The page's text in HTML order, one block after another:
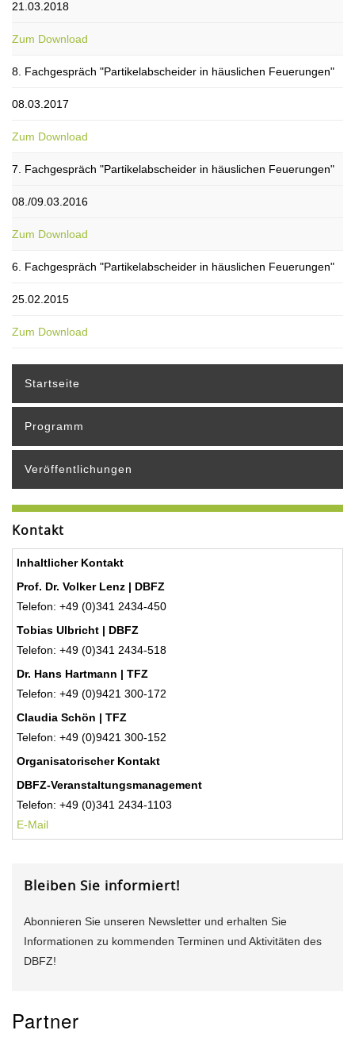
21.03.2018
Zum Download
8. Fachgespräch "Partikelabscheider in häuslichen Feuerungen"
08.03.2017
Zum Download
7. Fachgespräch "Partikelabscheider in häuslichen Feuerungen"
08./09.03.2016
Zum Download
6. Fachgespräch "Partikelabscheider in häuslichen Feuerungen"
25.02.2015
Zum Download
Startseite
Programm
Veröffentlichungen
Kontakt
Inhaltlicher Kontakt
Prof. Dr. Volker Lenz | DBFZ
Telefon: +49 (0)341 2434-450
Tobias Ulbricht | DBFZ
Telefon: +49 (0)341 2434-518
Dr. Hans Hartmann | TFZ
Telefon: +49 (0)9421 300-172
Claudia Schön | TFZ
Telefon: +49 (0)9421 300-152
Organisatorischer Kontakt
DBFZ-Veranstaltungsmanagement
Telefon: +49 (0)341 2434-1103
E-Mail
Bleiben Sie informiert!
Abonnieren Sie unseren Newsletter und erhalten Sie
Informationen zu kommenden Terminen und Aktivitäten des
DBFZ!
Partner